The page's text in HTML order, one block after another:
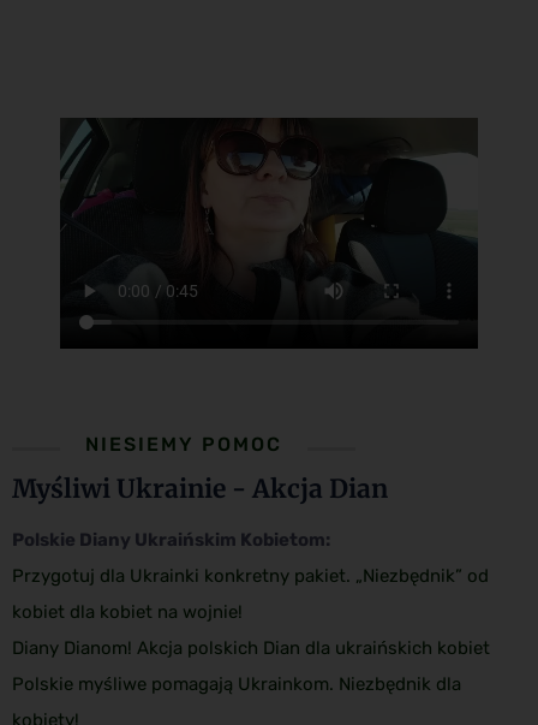
NIESIEMY POMOC
Myśliwi Ukrainie - Akcja Dian
Polskie Diany Ukraińskim Kobietom:
Przygotuj dla Ukrainki konkretny pakiet. „Niezbędnik” od
kobiet dla kobiet na wojnie!
Diany Dianom! Akcja polskich Dian dla ukraińskich kobiet
Polskie myśliwe pomagają Ukrainkom. Niezbędnik dla
kobiety!